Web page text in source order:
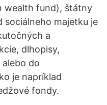
wealth fund), štátny
majetku je
a
dlhopisy,
do
je napríklad
fondy.